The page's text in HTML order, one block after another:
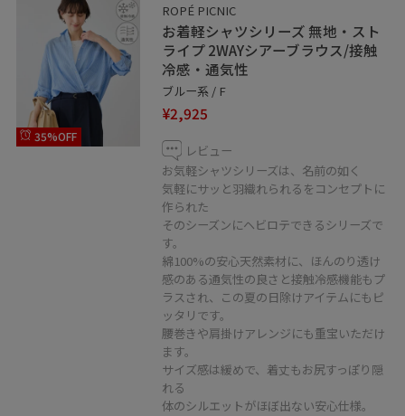
35%OFF
ROPÉ PICNIC
お着軽シャツシリーズ 無地・スト
ライプ 2WAYシアーブラウス/接触
冷感・通気性
ブルー系 / F
¥2,925
レビュー
お気軽シャツシリーズは、名前の如く
気軽にサッと羽織れられるをコンセプトに
作られた
そのシーズンにヘビロテできるシリーズで
す。
綿100%の安心天然素材に、ほんのり透け
感のある通気性の良さと接触冷感機能もプ
ラスされ、この夏の日除けアイテムにもピ
ッタリです。
腰巻きや肩掛けアレンジにも重宝いただけ
ます。
サイズ感は緩めで、着丈もお尻すっぽり隠
れる
体のシルエットがほぼ出ない安心仕様。